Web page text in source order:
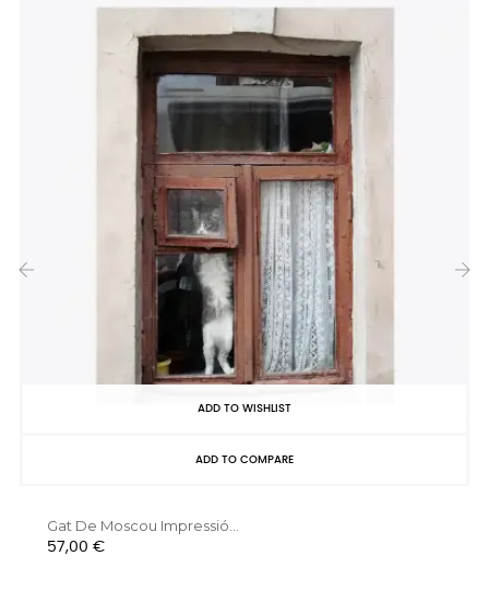
ADD TO WISHLIST
ADD TO COMPARE
Gat De Moscou Impressió...
Preu
57,00 €